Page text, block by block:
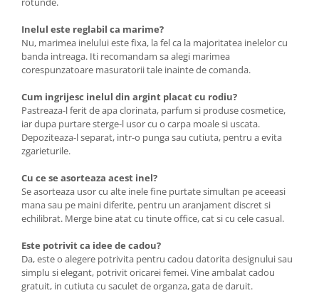
Inelul este reglabil ca marime?
Nu, marimea inelului este fixa, la fel ca la majoritatea inelelor cu
banda intreaga. Iti recomandam sa alegi marimea
corespunzatoare masuratorii tale inainte de comanda.
Cum ingrijesc inelul din argint placat cu rodiu?
Pastreaza-l ferit de apa clorinata, parfum si produse cosmetice,
iar dupa purtare sterge-l usor cu o carpa moale si uscata.
Depoziteaza-l separat, intr-o punga sau cutiuta, pentru a evita
zgarieturile.
Cu ce se asorteaza acest inel?
Se asorteaza usor cu alte inele fine purtate simultan pe aceeasi
mana sau pe maini diferite, pentru un aranjament discret si
echilibrat. Merge bine atat cu tinute office, cat si cu cele casual.
Este potrivit ca idee de cadou?
Da, este o alegere potrivita pentru cadou datorita designului sau
simplu si elegant, potrivit oricarei femei. Vine ambalat cadou
gratuit, in cutiuta cu saculet de organza, gata de daruit.